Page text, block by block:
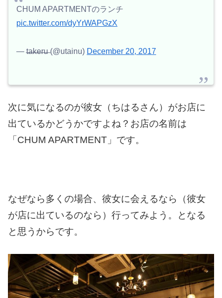
CHUM APARTMENTのランチ
pic.twitter.com/dyYrWAPGzX
— t̶a̶k̶e̶r̶u̶ (@utainu) December 20, 2017
次に気になるのが彼女（ちはるさん）がお店に
出ているかどうかですよね？お店の名前は
「CHUM APARTMENT」です。
なぜなら多くの場合、彼女に会えるなら
（彼女
が店に出ているのなら）行ってみよう。
となる
と思うからです。